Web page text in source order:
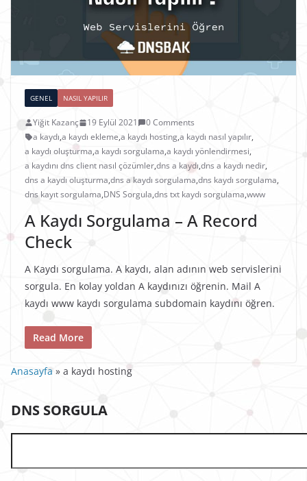
GENEL NASIL YAPILIR
Yiğit Kazanç 19 Eylül 2021
0 Comments
a kaydı,a kaydı ekleme,a kaydı hosting,a kaydı nasıl yapılır,
a kaydı oluşturma,a kaydı sorgulama,a kaydı yönlendirmesi,
a kaydını dns client nasıl çözümler,dns a kaydı,dns a kaydı nedir,
dns a kaydı oluşturma,dns a kaydı sorgulama,dns kaydı sorgulama,
dns kayıt sorgulama,DNS Sorgula,dns txt kaydı sorgulama,www
A Kaydı Sorgulama – A Record
Check
A Kaydı sorgulama. A kaydı, alan adının web servislerini
sorgula. En kolay yoldan A kaydınızı öğrenin. Mail A
kaydı www kaydı sorgulama subdomain kaydını öğren.
Read More
Anasayfa » a kaydı hosting
DNS SORGULA